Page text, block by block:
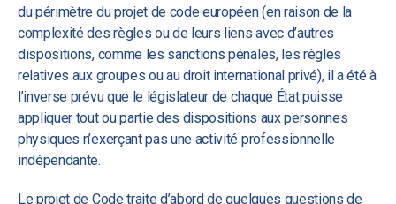
du périmètre du projet de code européen (en raison de la
complexité des règles ou de leurs liens avec d’autres
dispositions, comme les sanctions pénales, les règles
relatives aux groupes ou au droit international privé), il a été à
l’inverse prévu que le législateur de chaque État puisse
appliquer tout ou partie des dispositions aux personnes
physiques n’exerçant pas une activité professionnelle
indépendante.
Le projet de Code traite d’abord de quelques questions de